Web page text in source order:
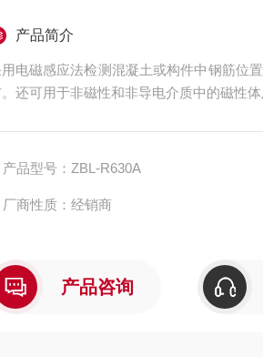
产品简介
电磁感应法检测混凝土或构件中钢筋位
还可用于非磁性和非导电介质中的磁性
产品型号：ZBL-R630A
厂商性质：经销商
产品咨询